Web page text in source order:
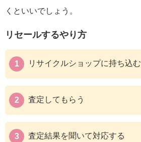
くといいでしょう。
リセールするやり方
リサイクルショップに持ち込む
査定してもらう
査定結果を聞いて対応する